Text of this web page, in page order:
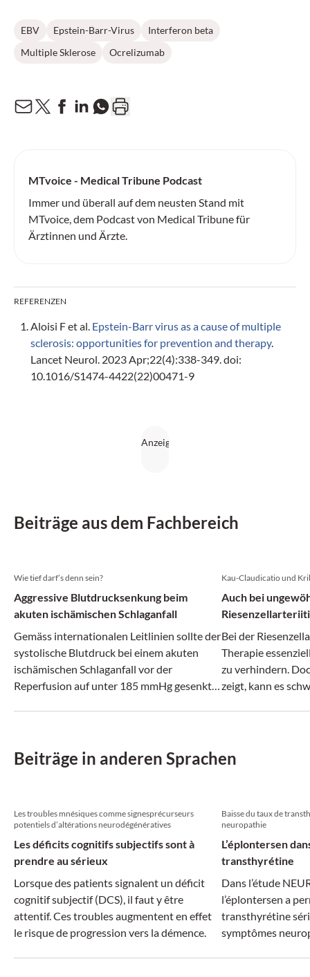
EBV Epstein-Barr-Virus
Interferon beta
Multiple Sklerose
Ocrelizumab
MTvoice - Medical Tribune Podcast
Immer und überall auf dem neusten Stand mit
MTvoice, dem Podcast von Medical Tribune für
Ärztinnen und Ärzte.
REFERENZEN
Aloisi F et al. Epstein-Barr virus as a cause of multiple
sclerosis: opportunities for prevention and therapy.
Lancet Neurol. 2023 Apr;22(4):338-349. doi:
10.1016/S1474-4422(22)00471-9
Beiträge aus dem Fachbereich
Wie tief darf’s denn sein?
Aggressive Blutdrucksenkung beim
akuten ischämischen Schlaganfall
Gemäss internationalen Leitlinien sollte der
systolische Blutdruck bei einem akuten
ischämischen Schlaganfall vor der
Reperfusion auf unter 185 mmHg gesenkt
Kau-Claudicatio und
Auch bei
Bei der
Therapie
zu verhindern.
zeigt, kann es
Beiträge in anderen Sprachen
Les troubles mnésiques comme signesprécurseurs
potentiels d’altérations neurodégénératives
Les déficits cognitifs subjectifs sont à
prendre au sérieux
Lorsque des patients signalent un déficit
cognitif subjectif (DCS), il faut y être
attentif. Ces troubles augmentent en effet
le risque de progression vers la démence.
Baisse du taux de
neuropathie
L’éplontersen
transthyrétine
Dans l’étude
l’éplontersen a
transthyrétine
symptômes